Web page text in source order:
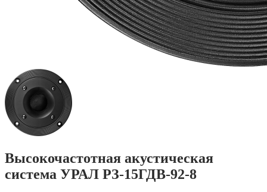
Высокочастотная акустическая
система УРАЛ РЗ-15ГДВ-92-8